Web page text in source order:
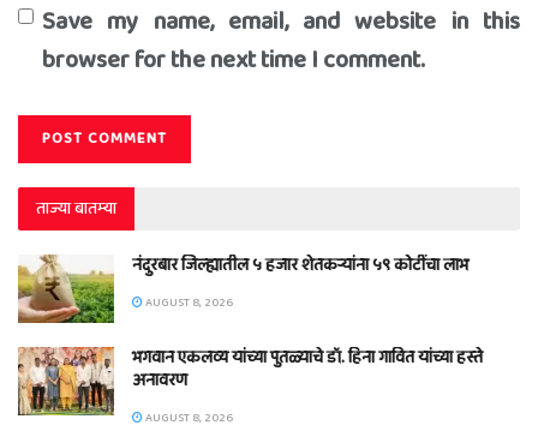
Save my name, email, and website in this
browser for the next time I comment.
ताज्या बातम्या
नंदुरबार जिल्ह्यातील ५ हजार शेतकऱ्यांना ५९ कोटींचा लाभ
AUGUST 8, 2026
भगवान एकलव्य यांच्या पुतळ्याचे डॉ. हिना गावित यांच्या हस्ते
अनावरण
AUGUST 8, 2026